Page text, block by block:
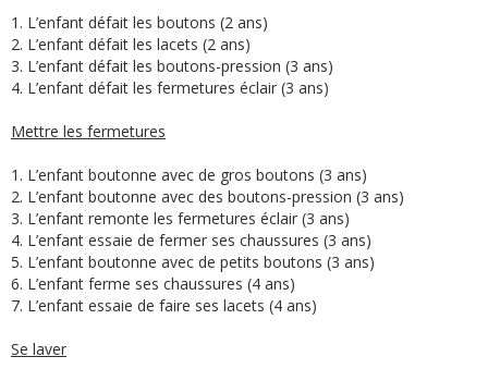
1. L’enfant défait les boutons (2 ans)
2. L’enfant défait les lacets (2 ans)
3. L’enfant défait les boutons-pression (3 ans)
4. L’enfant défait les fermetures éclair (3 ans)
Mettre les fermetures
1. L’enfant boutonne avec de gros boutons (3 ans)
2. L’enfant boutonne avec des boutons-pression (3 ans)
3. L’enfant remonte les fermetures éclair (3 ans)
4. L’enfant essaie de fermer ses chaussures (3 ans)
5. L’enfant boutonne avec de petits boutons (3 ans)
6. L’enfant ferme ses chaussures (4 ans)
7. L’enfant essaie de faire ses lacets (4 ans)
Se laver